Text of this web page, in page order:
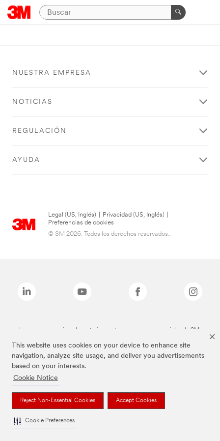
This website uses cookies on your device to enhance site
navigation, analyze site usage, and deliver you advertisements
based on your interests.
Cookie Notice
Reject Non-Essential Cookies Accept Cookies
Cookie Preferences
NUESTRA EMPRESA
NOTICIAS
REGULACIÓN
AYUDA
Legal (US, Inglés) Privacidad (US, Inglés)
Preferencias de cookies
© 3M 2026. Todos los derechos reservados..
Las marcas mencionadas anteriormente son marcas comerciales de 3M.